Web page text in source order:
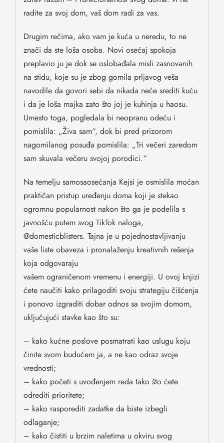
radite za svoj dom, vaš dom radi za vas.
Drugim rečima, ako vam je kuća u neredu, to ne
znači da ste loša osoba. Novi osećaj spokoja
preplavio ju je dok se oslobađala misli zasnovanih
na stidu, koje su je zbog gomila prljavog veša
navodile da govori sebi da nikada neće srediti kuću
i da je loša majka zato što joj je kuhinja u haosu.
Umesto toga, pogledala bi neopranu odeću i
pomislila: „Živa sam“, dok bi pred prizorom
nagomilanog posuđa pomislila: „Tri večeri zaredom
sam skuvala večeru svojoj porodici.“
Na temelju samosaosećanja Kejsi je osmislila moćan
praktičan pristup uređenju doma koji je stekao
ogromnu popularnost nakon što ga je podelila s
javnošću putem svog TikTok naloga,
@domesticblisters. Tajna je u pojednostavljivanju
vaše liste obaveza i pronalaženju kreativnih rešenja
koja odgovaraju
vašem ograničenom vremenu i energiji. U ovoj knjizi
ćete naučiti kako prilagoditi svoju strategiju čišćenja
i ponovo izgraditi dobar odnos sa svojim domom,
uključujući stavke kao što su:
– kako kućne poslove posmatrati kao uslugu koju
činite svom budućem ja, a ne kao odraz svoje
vrednosti;
– kako početi s uvođenjem reda tako što ćete
odrediti prioritete;
– kako rasporediti zadatke da biste izbegli
odlaganje;
– kako čistiti u brzim naletima u okviru svog